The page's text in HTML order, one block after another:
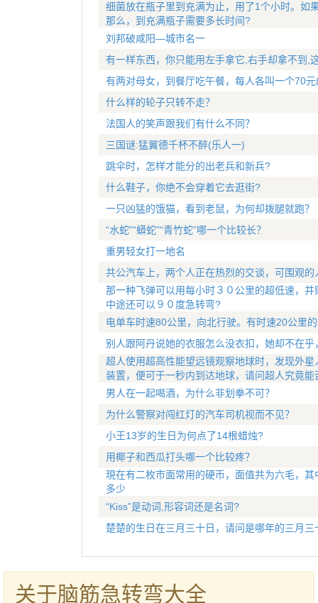
细菌放在瓶子里到充满为止，用了1个小时。如
那么，到充满瓶子需要多长时间?
刘邦破咸阳—城市名一
有一样东西，你只能用左手拿它,右手却拿不到,
有两对母女，到餐厅吃午餐，每人各叫一个70
什么样的轮子只转不走？
法国人的笑声跟我们有什么不同？
三国谜:猛翼德千杯不醉(乐人一)
跳伞时，怎样才能分的出老兵和新兵?
什么鞋子，你绝不会穿着它去逛街?
一只凶猛的饿猫，看到老鼠，为何却拨腿就跑？
“水蛇”“蟒蛇”“青竹蛇”哪一个比较长？
重男轻女打一地名
共公汽车上，两个人正在热烈的交谈，可围观
那一种飞弹可以用每小时３０公里的超低速，
中途还可以９０度急转弯?
电单车时速80公里，向北行驶。有时速20公里
别人跟阿丹说她的衣服怎么没衣扣，她却不在乎
超人使用超高性能望远镜观察地球时，发现外
装置，便可于一秒内到达地球，请问超人究竟能
男人在一起喝酒，为什么非划拳不可？
为什么警察对闯红灯的汽车司机视而不见？
小王13岁的生日为何点了14根蜡烛?
用椰子和西瓜打头哪一个比较疼？
現在有二枚市面常用的硬币，面值共为六毛，
多少
“Kiss”是动词,形容词还是名词?
楚楚的生日在三月三十日，请问是哪年的三月三
关于脑筋急转弯大全